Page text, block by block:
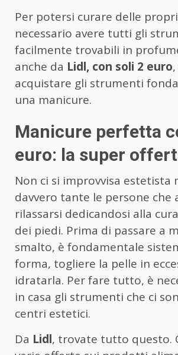
Per potersi curare delle
necessario avere tutti gli
facilmente trovabili in
anche da Lidl, con soli 2 euro
acquistare gli strumenti
una manicure.
Manicure perfetta
euro: la super
Non ci si improvvisa estetista
davvero tante le persone che
rilassarsi dedicandosi alla
dei piedi. Prima di passare a
smalto, è fondamentale
forma, togliere la pelle in
idratarla. Per fare tutto, è
in casa gli strumenti che ci
centri estetici.
Da Lidl, trovate tutto questo.